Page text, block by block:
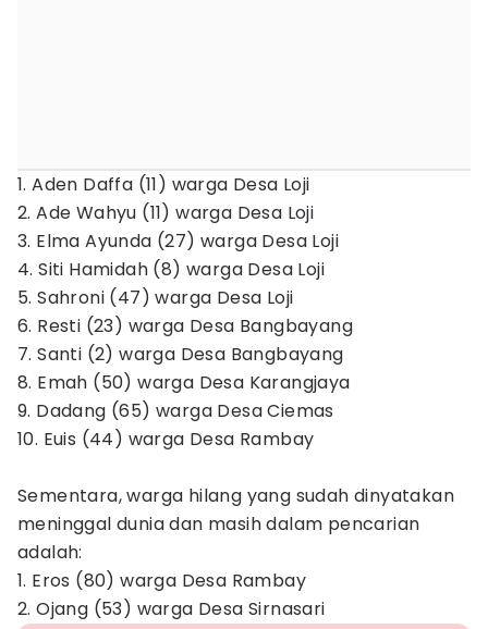
1. Aden Daffa (11) warga Desa Loji
2. Ade Wahyu (11) warga Desa Loji
3. Elma Ayunda (27) warga Desa Loji
4. Siti Hamidah (8) warga Desa Loji
5. Sahroni (47) warga Desa Loji
6. Resti (23) warga Desa Bangbayang
7. Santi (2) warga Desa Bangbayang
8. Emah (50) warga Desa Karangjaya
9. Dadang (65) warga Desa Ciemas
10. Euis (44) warga Desa Rambay
Sementara, warga hilang yang sudah dinyatakan
meninggal dunia dan masih dalam pencarian
adalah:
1. Eros (80) warga Desa Rambay
2. Ojang (53) warga Desa Sirnasari